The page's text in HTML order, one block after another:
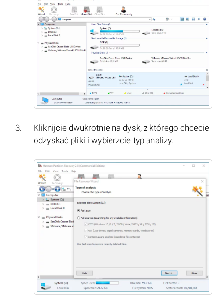
Kliknijcie dwukrotnie na dysk, z którego chcecie
odzyskać pliki i wybierzcie typ analizy.